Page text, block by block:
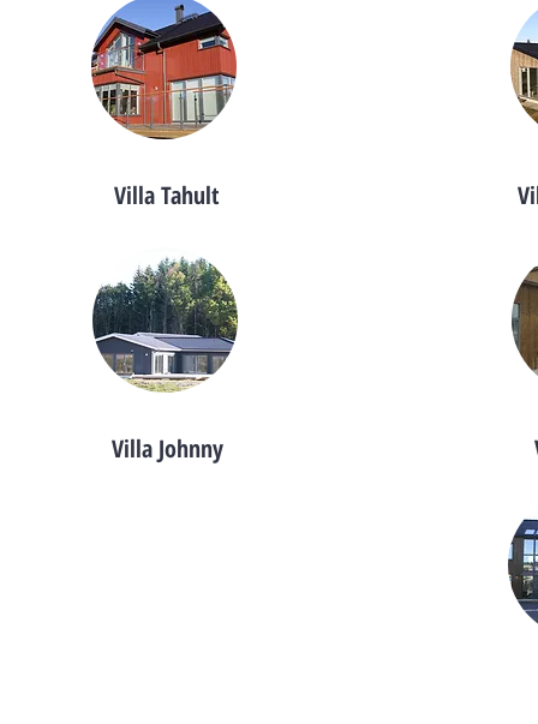
Villa Tahult
Villa Johnny